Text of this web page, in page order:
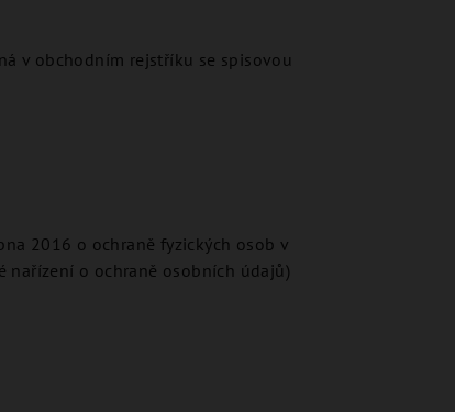
v obchodním rejstříku se spisovou
2016 o ochraně fyzických osob v
o ochraně osobních údajů)